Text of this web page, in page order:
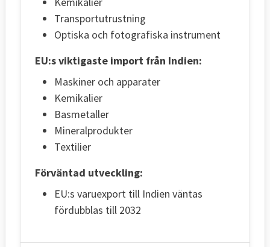
Transportutrustning
Optiska och fotografiska instrument
EU:s viktigaste import från Indien:
Maskiner och apparater
Kemikalier
Basmetaller
Mineralprodukter
Textilier
Förväntad utveckling:
EU:s varuexport till Indien väntas
fördubblas till 2032